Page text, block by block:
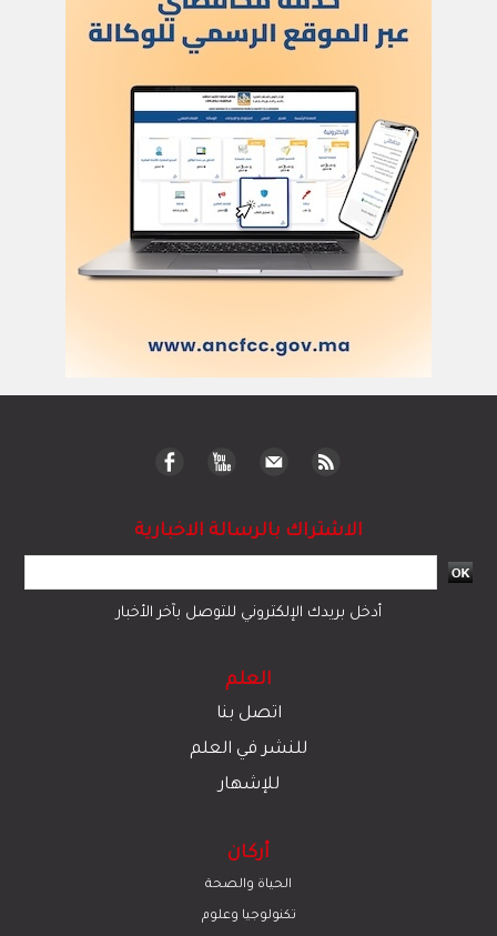
الاشتراك بالرسالة الاخبارية
أدخل بريدك الإلكتروني للتوصل بآخر الأخبار
العلم
اتصل بنا
للنشر في العلم
للإشهار
أركان
الحياة والصحة
تكنولوجيا وعلوم